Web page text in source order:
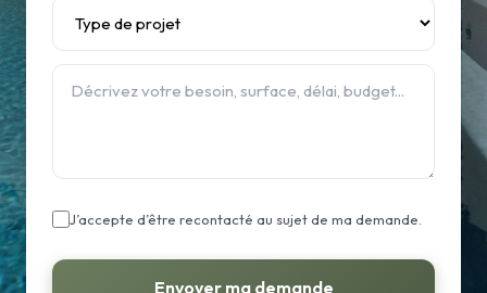
J’accepte d’être recontacté au sujet de ma demande.
Envoyer ma demande